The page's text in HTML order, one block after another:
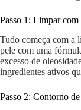
Passo 1: Limpar
Tudo começa com a
pele com uma
excesso de
ingredientes ativos
Passo 2: Contorno